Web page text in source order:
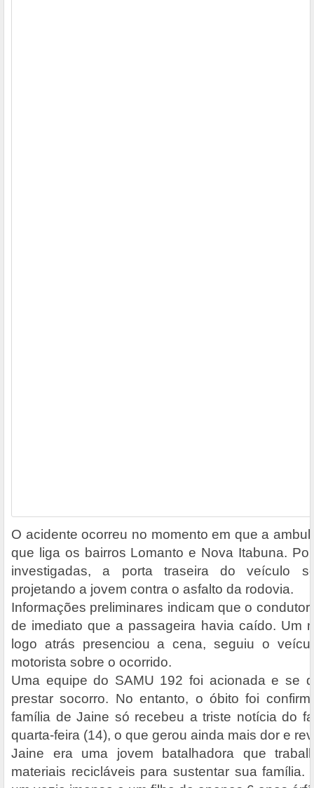
O acidente ocorreu no momento em que a
que liga os bairros Lomanto e Nova Itabuna.
investigadas, a porta traseira do veículo
projetando a jovem contra o asfalto da rodovia.
Informações preliminares indicam que o
de imediato que a passageira havia caído. Um
logo atrás presenciou a cena, seguiu o
motorista sobre o ocorrido.
Uma equipe do SAMU 192 foi acionada e se
prestar socorro. No entanto, o óbito foi
família de Jaine só recebeu a triste notícia do
quarta-feira (14), o que gerou ainda mais dor e
Jaine era uma jovem batalhadora que
materiais recicláveis para sustentar sua família.